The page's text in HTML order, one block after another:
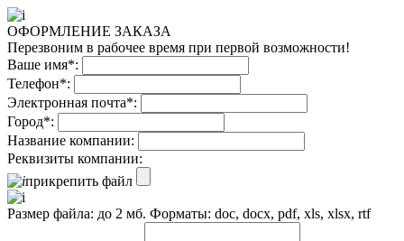
ОФОРМЛЕНИЕ ЗАКАЗА
Перезвоним в рабочее время при первой возможности!
Ваше имя*:
Телефон*:
Электронная почта*:
Город*:
Название компании:
Реквизиты компании:
прикрепить файл
Размер файла: до 2 мб. Форматы: doc, docx, pdf, xls, xlsx, rtf